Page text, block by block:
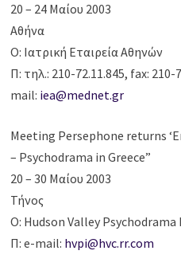
20 – 24 Μαίου 2003
Αθήνα
Ο: Ιατρική Εταιρεία Αθηνών
Π: τηλ.: 210-72.11.845, fax: 210-
mail: iea@mednet.gr
Meeting Persephone returns
– Psychodrama in Greece”
20 – 30 Μαίου 2003
Τήνος
Ο: Hudson Valley
Π: e-mail: hvpi@hvc.rr.com